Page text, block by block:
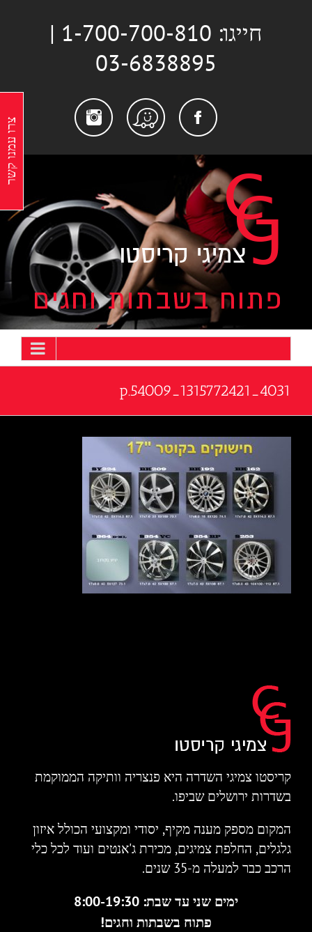
חייגו: 1-700-700-810 |
03-6838895
Facebook
Waze
4031_1315772421_54009.p
קריסטו צמיגי השדרה היא פנצריה וותיקה הממוקמת
בשדרות ירושלים שביפו.
המקום מספק מענה מקיף, יסודי ומקצועי הכולל איזון
גלגלים, החלפת צמיגים, מכירת ג'אנטים ועוד לכל כלי
הרכב כבר למעלה מ-35 שנים.
ימים שני עד שבת: 8:00-19:30
פתוח בשבתות וחגים!
צרו עמנו קשר